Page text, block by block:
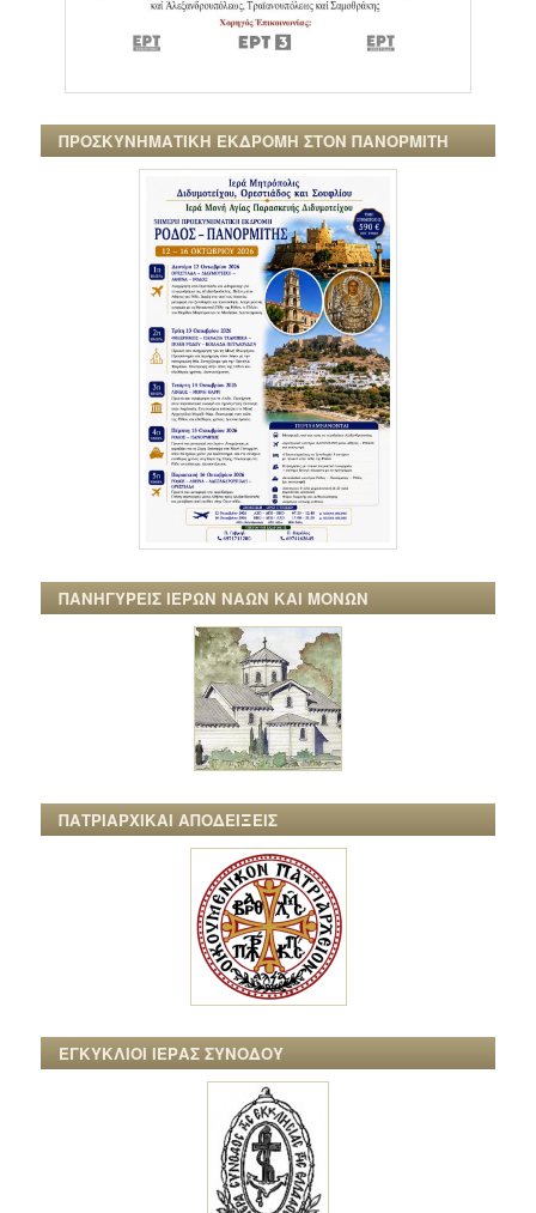
ΠΡΟΣΚΥΝΗΜΑΤΙΚΗ ΕΚΔΡΟΜΗ ΣΤΟΝ ΠΑΝΟΡΜΙΤΗ
ΠΑΝΗΓΥΡΕΙΣ ΙΕΡΩΝ ΝΑΩΝ ΚΑΙ ΜΟΝΩΝ
ΠΑΤΡΙΑΡΧΙΚΑΙ ΑΠΟΔΕΙΞΕΙΣ
ΕΓΚΥΚΛΙΟΙ ΙΕΡΑΣ ΣΥΝΟΔΟΥ